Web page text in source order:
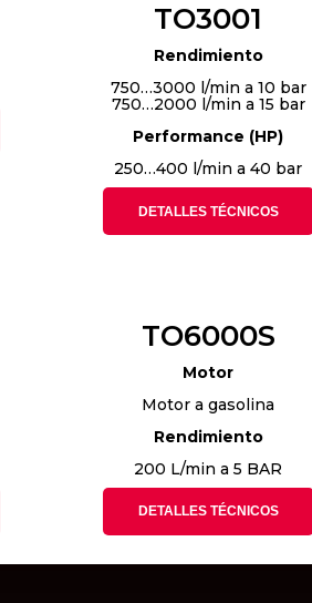
TO3001
Rendimiento
750…3000 l/min a 10 bar
750…2000 l/min a 15 bar
Performance (HP)
250…400 l/min a 40 bar
DETALLES TÉCNICOS
TO6000S
Motor
Motor a gasolina
Rendimiento
200 L/min a 5 BAR
DETALLES TÉCNICOS